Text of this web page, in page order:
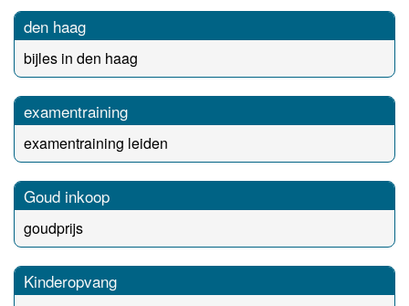
den haag
bijles in den haag
examentraining
examentraining leiden
Goud inkoop
goudprijs
Kinderopvang